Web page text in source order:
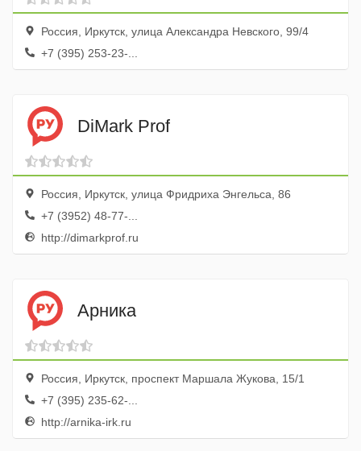
Россия, Иркутск, улица Александра Невского, 99/4
+7 (395) 253-23-...
DiMark Prof
Россия, Иркутск, улица Фридриха Энгельса, 86
+7 (3952) 48-77-...
http://dimarkprof.ru
Арника
Россия, Иркутск, проспект Маршала Жукова, 15/1
+7 (395) 235-62-...
http://arnika-irk.ru